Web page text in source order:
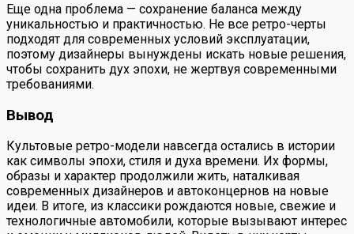
Еще одна проблема — сохранение баланса между
уникальностью и практичностью. Не все ретро-черты
подходят для современных условий эксплуатации,
поэтому дизайнеры вынуждены искать новые решения,
чтобы сохранить дух эпохи, не жертвуя современными
требованиями.
Вывод
Культовые ретро-модели навсегда остались в истории
как символы эпохи, стиля и духа времени. Их формы,
образы и характер продолжили жить, наталкивая
современных дизайнеров и автоконцернов на новые
идеи. В итоге, из классики рождаются новые, свежие и
технологичные автомобили, которые вызывают интерес